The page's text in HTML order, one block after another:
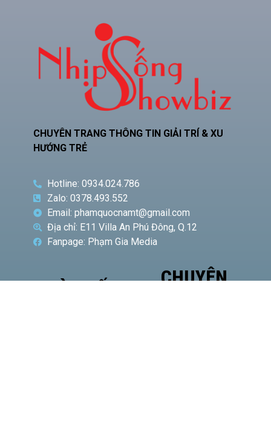
CHUYÊN TRANG THÔNG TIN GIẢI TRÍ & XU
HƯỚNG TRẺ
Hotline: 0934.024.786
Zalo: 0378.493.552
Email: phamquocnamt@gmail.com
Địa chỉ: E11 Villa An Phú Đông, Q.12
Fanpage: Phạm Gia Media
CHUYÊN